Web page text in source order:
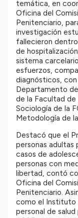
temática, en
Oficina del
Penitenciario,
investigación
fallecieron
de
sistema
esfuerzos,
diagnósticos,
Departamento
de la Facultad
Sociología de la
Metodología de
Destacó que el
personas adultas
casos de
personas con
libertad, contó
Oficina del
Penitenciario.
como el Instituto
personal de